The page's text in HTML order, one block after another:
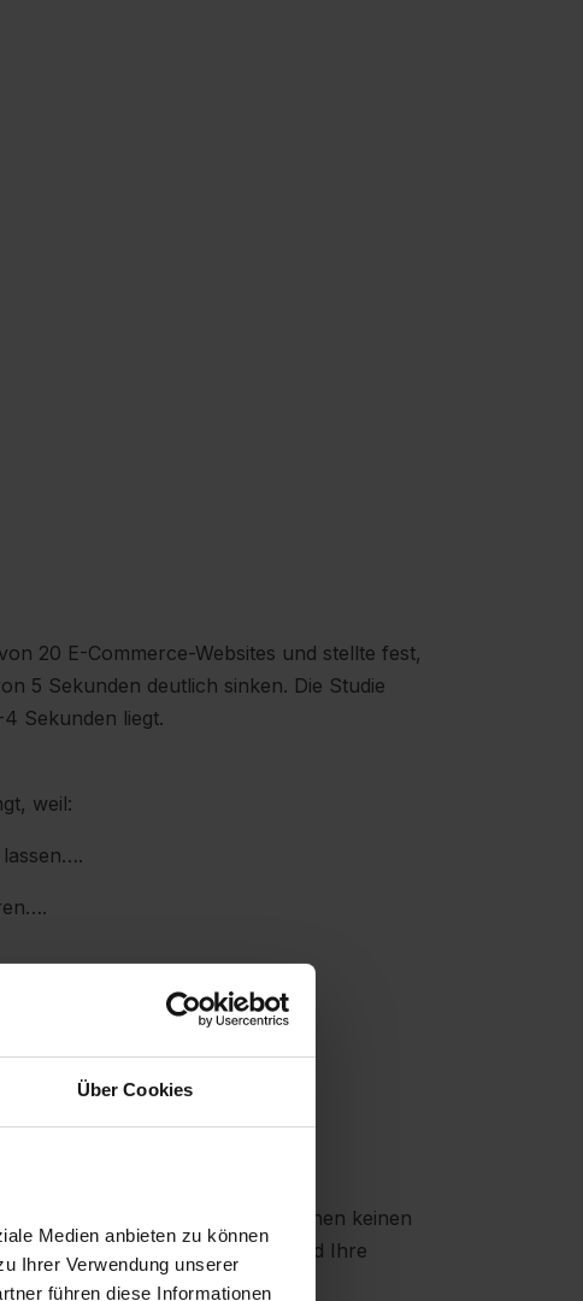
Über Cookies
Medien anbieten zu können
Ihrer Verwendung unserer
führen diese Informationen
20 E-Commerce-Websites und stellte fest,
5 Sekunden deutlich sinken. Die Studie
Sekunden liegt.
weil:
machen….
erwarteten Ergebnisse. Sie sehen keinen
Ihr Telefon bleibt stumm, und Ihre
(wahrscheinlich nicht).